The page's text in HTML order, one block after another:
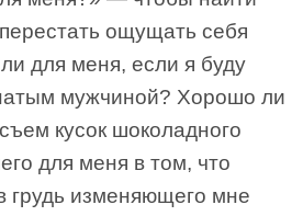
ощущать себя
для меня, если я буду
мужчиной? Хорошо ли
кусок шоколадного
для меня в том, что
грудь изменяющего мне